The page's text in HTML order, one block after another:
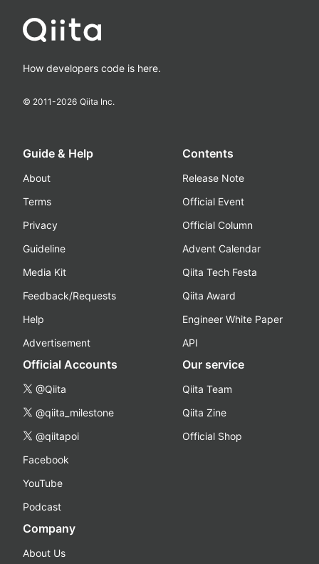
How developers code is here.
© 2011-2026 Qiita Inc.
Guide & Help
About
Terms
Privacy
Guideline
Media Kit
Feedback/Requests
Help
Advertisement
Contents
Release Note
Official Event
Official Column
Advent Calendar
Qiita Tech Festa
Qiita Award
Engineer White Paper
API
Official Accounts
@Qiita
@qiita_milestone
@qiitapoi
Facebook
YouTube
Podcast
Our service
Qiita Team
Qiita Zine
Official Shop
Company
About Us